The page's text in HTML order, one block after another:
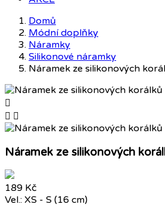
Domů
Módní doplňky
Náramky
Silikonové náramky
Náramek ze silikonových

 
Náramek ze silikonových
189 Kč
Vel.: XS - S (16 cm)